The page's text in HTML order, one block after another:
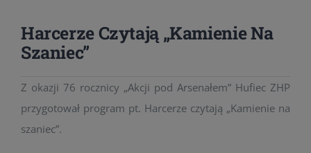
Harcerze Czytają „Kamienie Na
Szaniec”
Z okazji 76 rocznicy „Akcji pod Arsenałem” Hufiec ZHP
przygotował program pt. Harcerze czytają „Kamienie na
szaniec”.